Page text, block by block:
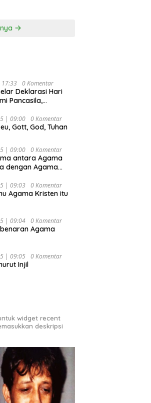
17:33 0 Komentar
Deklarasi Hari
Pancasila,
Penjajahan
Politik Indonesia) &
Nasional dan
dalam Menata
Emas 2045”,
| 09:00 0 Komentar
Gott, God, Tuhan
| 09:00 0 Komentar
antara Agama
dengan Agama
| 09:03 0 Komentar
Agama Kristen itu
| 09:04 0 Komentar
Agama
| 09:05 0 Komentar
Injil
widget recent
deskripsi